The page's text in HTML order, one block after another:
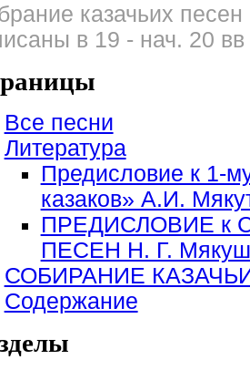
казачьих
в 19 - нач. 20 вв
Все песни
Литература
Предисловие к 1-
казаков» А.И.
ПРЕДИСЛОВИЕ к
ПЕСЕН Н. Г.
СОБИРАНИЕ
Содержание